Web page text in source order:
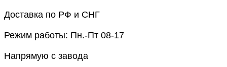
Перейти
содержимому
Доставка по РФ и СНГ
Режим работы: Пн.-Пт 08-17
Напрямую с завода